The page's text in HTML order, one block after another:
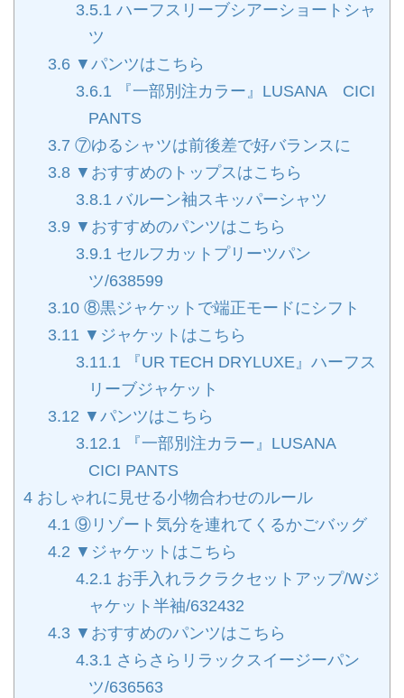
3.5.1 ハーフスリーブシアーショートシャ
ツ
3.6 ▼パンツはこちら
3.6.1 『一部別注カラー』LUSANA CICI
PANTS
3.7 ⑦ゆるシャツは前後差で好バランスに
3.8 ▼おすすめのトップスはこちら
3.8.1 バルーン袖スキッパーシャツ
3.9 ▼おすすめのパンツはこちら
3.9.1 セルフカットプリーツパン
ツ/638599
3.10 ⑧黒ジャケットで端正モードにシフト
3.11 ▼ジャケットはこちら
3.11.1 『UR TECH DRYLUXE』ハーフス
リーブジャケット
3.12 ▼パンツはこちら
3.12.1 『一部別注カラー』LUSANA
CICI PANTS
4 おしゃれに見せる小物合わせのルール
4.1 ⑨リゾート気分を連れてくるかごバッグ
4.2 ▼ジャケットはこちら
4.2.1 お手入れラクラクセットアップ/Wジ
ャケット半袖/632432
4.3 ▼おすすめのパンツはこちら
4.3.1 さらさらリラックスイージーパン
ツ/636563